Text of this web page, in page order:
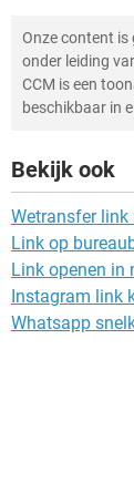
Onze content is
onder leiding
CCM is een
beschikbaar in
Bekijk ook
Wetransfer link
Link op
Link openen in
Instagram link
Whatsapp